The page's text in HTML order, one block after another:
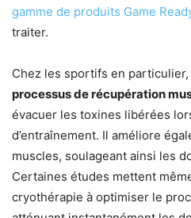
gamme de produits Game
traiter.
Chez les sportifs en
processus de récupération
évacuer les toxines libérées
d’entraînement. Il améliore
muscles, soulageant ainsi les
Certaines études mettent
cryothérapie à optimiser le